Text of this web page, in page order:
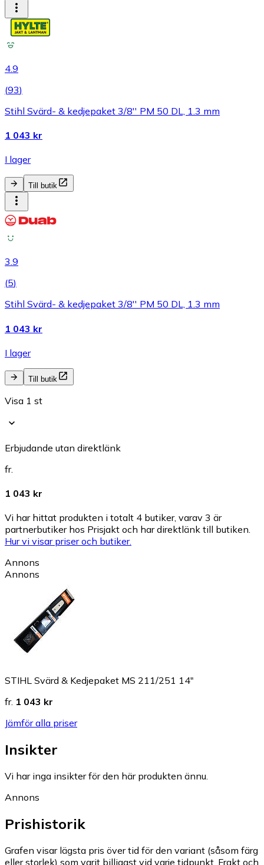
4.9
(93)
Stihl Svärd- & kedjepaket 3/8'' PM 50 DL, 1.3 mm
1 043 kr
I lager
Till butik
3.9
(5)
Stihl Svärd- & kedjepaket 3/8'' PM 50 DL, 1.3 mm
1 043 kr
I lager
Till butik
Visa 1 st
Erbjudande utan direktlänk
fr.
1 043 kr
Vi har hittat produkten i totalt 4 butiker, varav 3 är
partnerbutiker hos Prisjakt och har direktlänk till butiken.
Hur vi visar priser och butiker.
Annons
Annons
STIHL Svärd & Kedjepaket MS 211/251 14"
fr. 1 043 kr
Jämför alla priser
Insikter
Vi har inga insikter för den här produkten ännu.
Annons
Prishistorik
Grafen visar lägsta pris över tid för den variant (såsom färg
eller storlek) som varit billigast vid varje tidpunkt. Frakt och